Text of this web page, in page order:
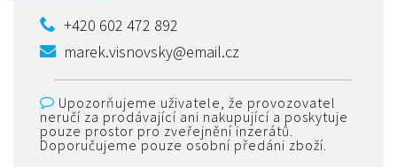
+420 602 472 892
marek.visnovsky@email.cz
Upozorňujeme uživatele, že provozovatel
neručí za prodávající ani nakupující a poskytuje
pouze prostor pro zveřejnění inzerátů.
Doporučujeme pouze osobní předáni zboží.